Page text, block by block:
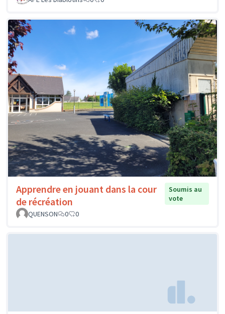
Apprendre en jouant dans la cour
de récréation
Soumis au
vote
QUENSON
0 0